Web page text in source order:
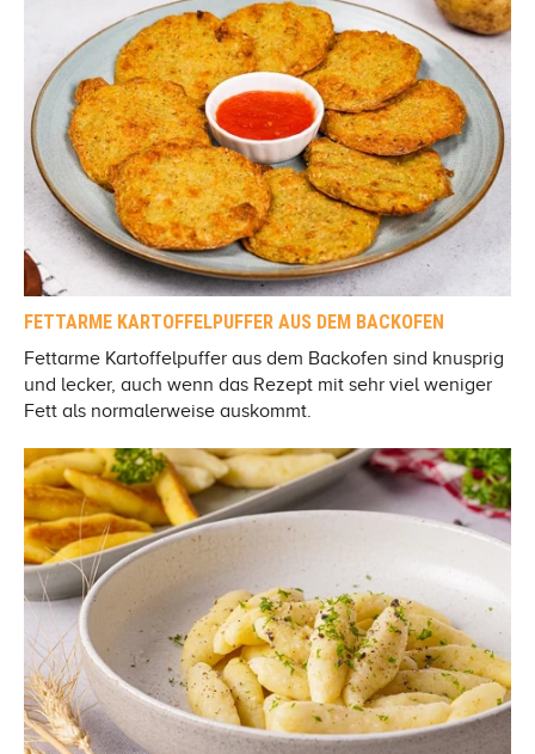
FETTARME KARTOFFELPUFFER AUS DEM BACKOFEN
Fettarme Kartoffelpuffer aus dem Backofen sind knusprig
und lecker, auch wenn das Rezept mit sehr viel weniger
Fett als normalerweise auskommt.